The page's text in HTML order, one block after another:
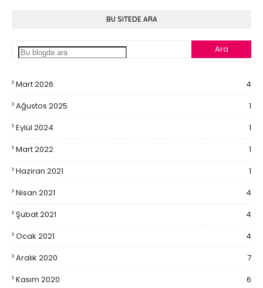
BU SITEDE ARA
Mart 2026
4
Ağustos 2025
1
Eylül 2024
1
Mart 2022
1
Haziran 2021
1
Nisan 2021
4
Şubat 2021
4
Ocak 2021
4
Aralık 2020
7
Kasım 2020
6